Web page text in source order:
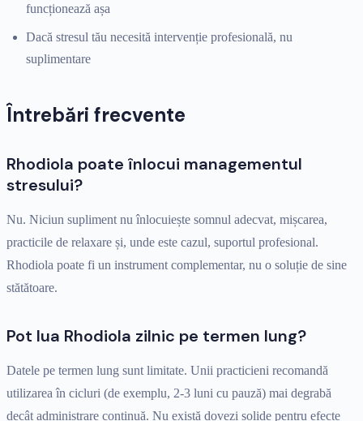
funcționează așa
Dacă stresul tău necesită intervenție profesională, nu
suplimentare
Întrebări frecvente
Rhodiola poate înlocui managementul
stresului?
Nu. Niciun supliment nu înlocuiește somnul adecvat, mișcarea,
practicile de relaxare și, unde este cazul, suportul profesional.
Rhodiola poate fi un instrument complementar, nu o soluție de sine
stătătoare.
Pot lua Rhodiola zilnic pe termen lung?
Datele pe termen lung sunt limitate. Unii practicieni recomandă
utilizarea în cicluri (de exemplu, 2-3 luni cu pauză) mai degrabă
decât administrare continuă. Nu există dovezi solide pentru efecte